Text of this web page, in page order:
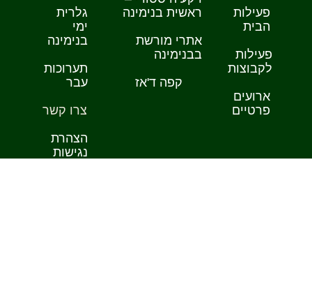
פעילות
הבית
פעילות
לקבוצות
ארועים
פרטיים
ראשית בנימינה
אתרי מורשת
בבנימינה
קפה ד'אז
גלרית
ימי
בנימינה
תערוכות
עבר
צרו קשר
הצהרת
נגישות